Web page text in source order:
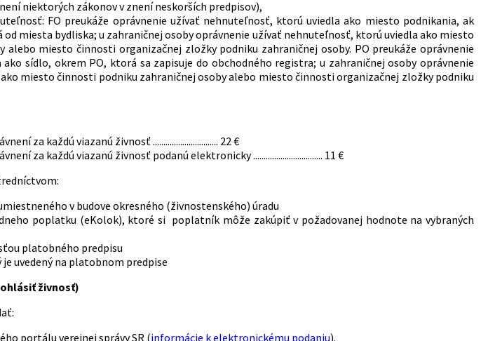
niektorých zákonov v znení neskorších predpisov),
FO preukáže oprávnenie užívať nehnuteľnosť, ktorú uviedla ako miesto podnikania, ak
od miesta bydliska; u zahraničnej osoby oprávnenie užívať nehnuteľnosť, ktorú uviedla ako miesto
alebo miesto činnosti organizačnej zložky podniku zahraničnej osoby. PO preukáže oprávnenie
sídlo, okrem PO, ktorá sa zapisuje do obchodného registra; u zahraničnej osoby oprávnenie
miesto činnosti podniku zahraničnej osoby alebo miesto činnosti organizačnej zložky podniku
za každú viazanú živnosť ............................... 22 €
za každú viazanú živnosť podanú elektronicky ................................. 11 €
v budove okresného (živnostenského) úradu
poplatku (eKolok), ktoré si poplatník môže zakúpiť v požadovanej hodnote na vybraných
platobného predpisu
uvedený na platobnom predpise
živnosť)
portálu verejnej správy SR (informácie k elektronickému podaniu).